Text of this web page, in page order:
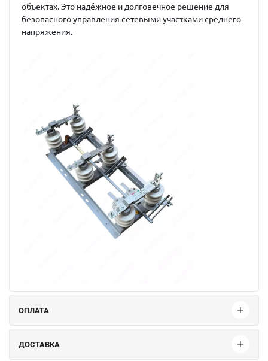
объектах. Это надёжное и долговечное решение для
безопасного управления сетевыми участками среднего
напряжения.
ОПЛАТА
ДОСТАВКА